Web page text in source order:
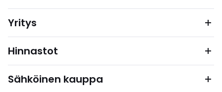
Yritys
Hinnastot
Sähköinen kauppa